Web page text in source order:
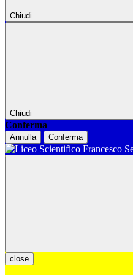
Chiudi
Chiudi
Conferma
Annulla Conferma
close